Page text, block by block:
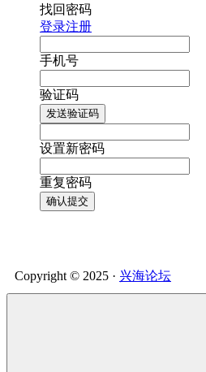
找回密码
登录注册
手机号
验证码
发送验证码
设置新密码
重复密码
确认提交
Copyright © 2025 · 兴海论坛